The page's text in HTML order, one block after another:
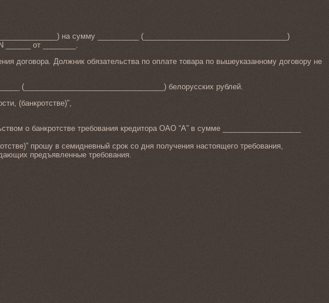
на сумму __________ (___________________________________)
______ от ________.
договора. Должник обязательства по оплате товара по вышеуказанному договору не
(__________________________________) белорусских рублей.
(банкротстве)”,
о банкротстве требования кредитора ОАО “А” в сумме ___________________
прошу в семидневный срок со дня получения настоящего требования,
предъявленные требования.